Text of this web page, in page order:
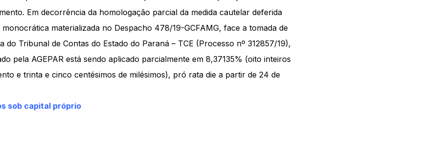
Em decorrência da homologação parcial da medida cautelar deferida
materializada no Despacho 478/19-GCFAMG, face a tomada de
do Tribunal de Contas do Estado do Paraná – TCE (Processo nº 312857/19),
pela AGEPAR está sendo aplicado parcialmente em 8,37135% (oito inteiros
e trinta e cinco centésimos de milésimos), pró rata die a partir de 24 de
sob capital próprio